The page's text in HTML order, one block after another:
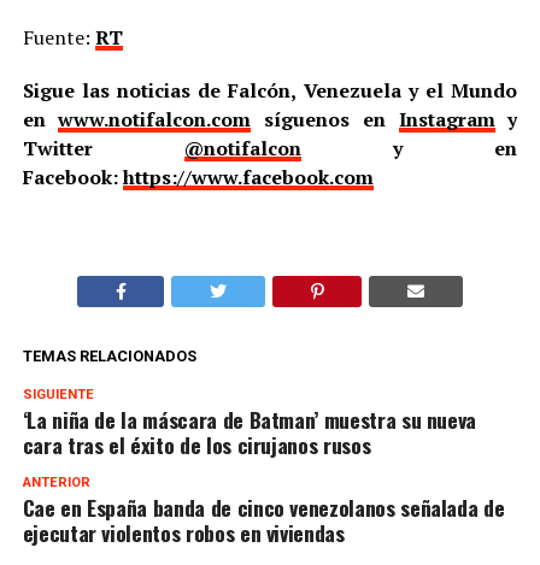
Fuente: RT
Sigue las noticias de Falcón, Venezuela y el Mundo
enwww.notifalcon.com síguenos en Instagramy
Twitter @notifalcony en
Facebook:https://www.facebook.com
TEMAS RELACIONADOS
SIGUIENTE
‘La niña de la máscara de Batman’ muestra su nueva
cara tras el éxito de los cirujanos rusos
ANTERIOR
Cae en España banda de cinco venezolanos señalada de
ejecutar violentos robos en viviendas